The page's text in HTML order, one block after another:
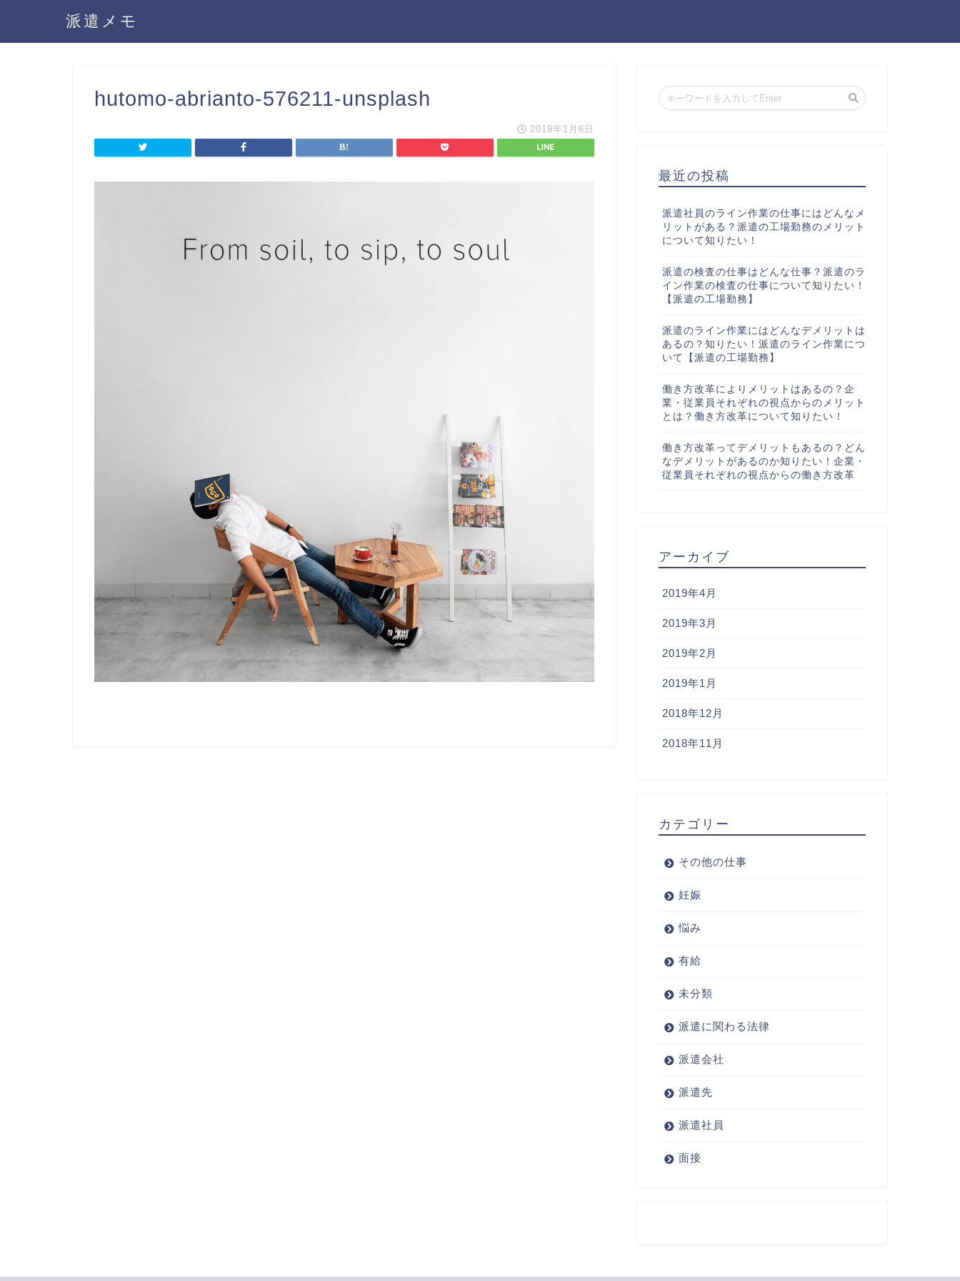
派遣メモ
hutomo-abrianto-576211-unsplash
2019年1月6日
最近の投稿
派遣社員のライン作業の仕事にはどんなメ
リットがある？派遣の工場勤務のメリット
について知りたい！
派遣の検査の仕事はどんな仕事？派遣のラ
イン作業の検査の仕事について知りたい！
【派遣の工場勤務】
派遣のライン作業にはどんなデメリットは
あるの？知りたい！派遣のライン作業につ
いて【派遣の工場勤務】
働き方改革によりメリットはあるの？企
業・従業員それぞれの視点からのメリット
とは？働き方改革について知りたい！
働き方改革ってデメリットもあるの？どん
なデメリットがあるのか知りたい！企業・
従業員それぞれの視点からの働き方改革
アーカイブ
2019年4月
2019年3月
2019年2月
2019年1月
2018年12月
2018年11月
カテゴリー
その他の仕事
妊娠
悩み
有給
未分類
派遣に関わる法律
派遣会社
派遣先
派遣社員
面接